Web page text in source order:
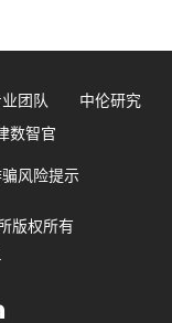
团队 中伦研究
数智官
风险提示
版权所有